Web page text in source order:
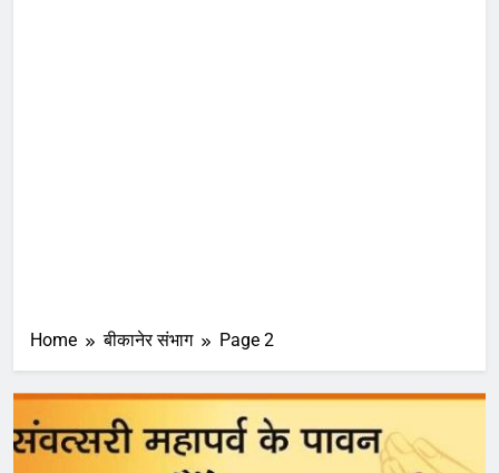
Home बीकानेर संभाग Page 2